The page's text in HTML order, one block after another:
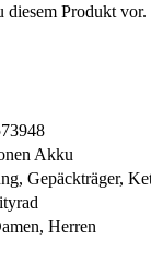
diesem Produkt vor.
Akku
Gepäckträger,
Herren